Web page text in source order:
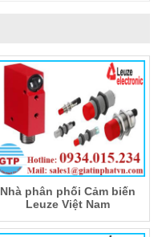
Nhà phân phối Cảm biến
Leuze Việt Nam